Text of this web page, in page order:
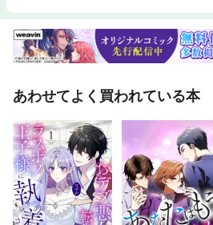
あわせてよく買われている本